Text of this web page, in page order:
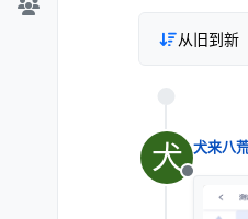
从旧到新
犬
离线
犬来八